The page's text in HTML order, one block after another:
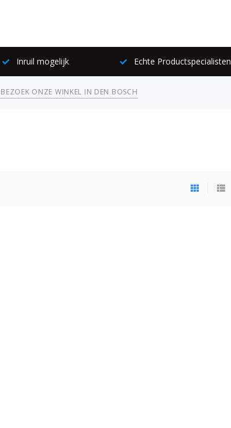
Inruil mogelijk Echte Productspecialisten
BEZOEK ONZE WINKEL IN DEN BOSCH